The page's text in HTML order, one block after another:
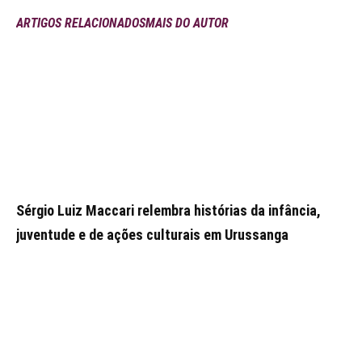
ARTIGOS RELACIONADOSMAIS DO AUTOR
Sérgio Luiz Maccari relembra histórias da infância,
juventude e de ações culturais em Urussanga